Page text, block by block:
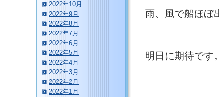
雨、風で船ほぼ
明日に期待です
2022年10月
2022年9月
2022年8月
2022年7月
2022年6月
2022年5月
2022年4月
2022年3月
2022年2月
2022年1月